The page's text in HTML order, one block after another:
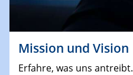
Mission und Vision
Erfahre, was uns antreibt.